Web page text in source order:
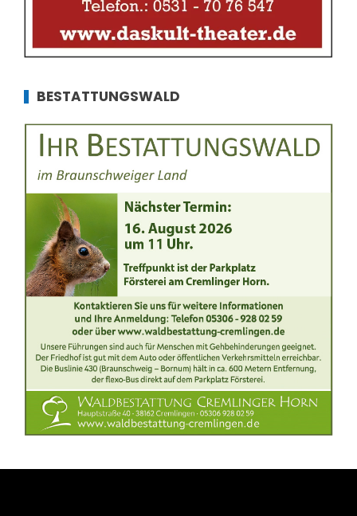
BESTATTUNGSWALD